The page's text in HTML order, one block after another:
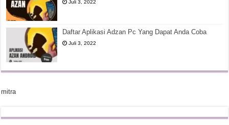
Juli 3, 2022
Daftar Aplikasi Adzan Pc Yang Dapat Anda Coba
Juli 3, 2022
mitra